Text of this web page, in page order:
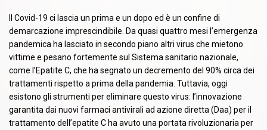
Il Covid-19 ci lascia un prima e un dopo ed è un confine di
demarcazione imprescindibile. Da quasi quattro mesi l’emergenza
pandemica ha lasciato in secondo piano altri virus che mietono
vittime e pesano fortemente sul Sistema sanitario nazionale,
come l’Epatite C, che ha segnato un decremento del 90% circa dei
trattamenti rispetto a prima della pandemia. Tuttavia, oggi
esistono gli strumenti per eliminare questo virus: l’innovazione
garantita dai nuovi farmaci antivirali ad azione diretta (Daa) per il
trattamento dell’epatite C ha avuto una portata rivoluzionaria per